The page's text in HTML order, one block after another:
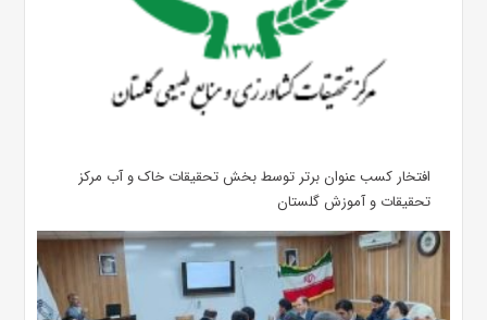
افتخار کسب عنوان برتر توسط بخش تحقیقات خاک و آب مرکز
تحقیقات و آموزش گلستان